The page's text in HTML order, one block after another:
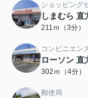
ショッピング
しまむら 直
211ｍ（3分）
コンビニエン
ローソン 直
302ｍ（4分）
郵便局